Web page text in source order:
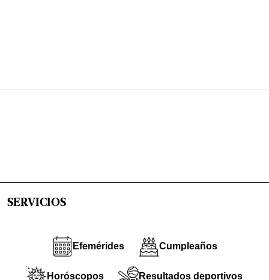
SERVICIOS
Efemérides Cumpleaños
Horóscopos Resultados deportivos